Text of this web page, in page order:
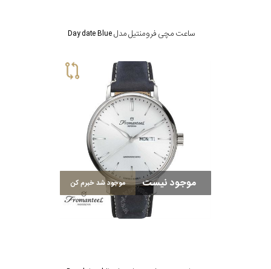
ساعت مچی فرومنتیل مدل Day date Blue
موجود نیست موجود شد خبرم کن